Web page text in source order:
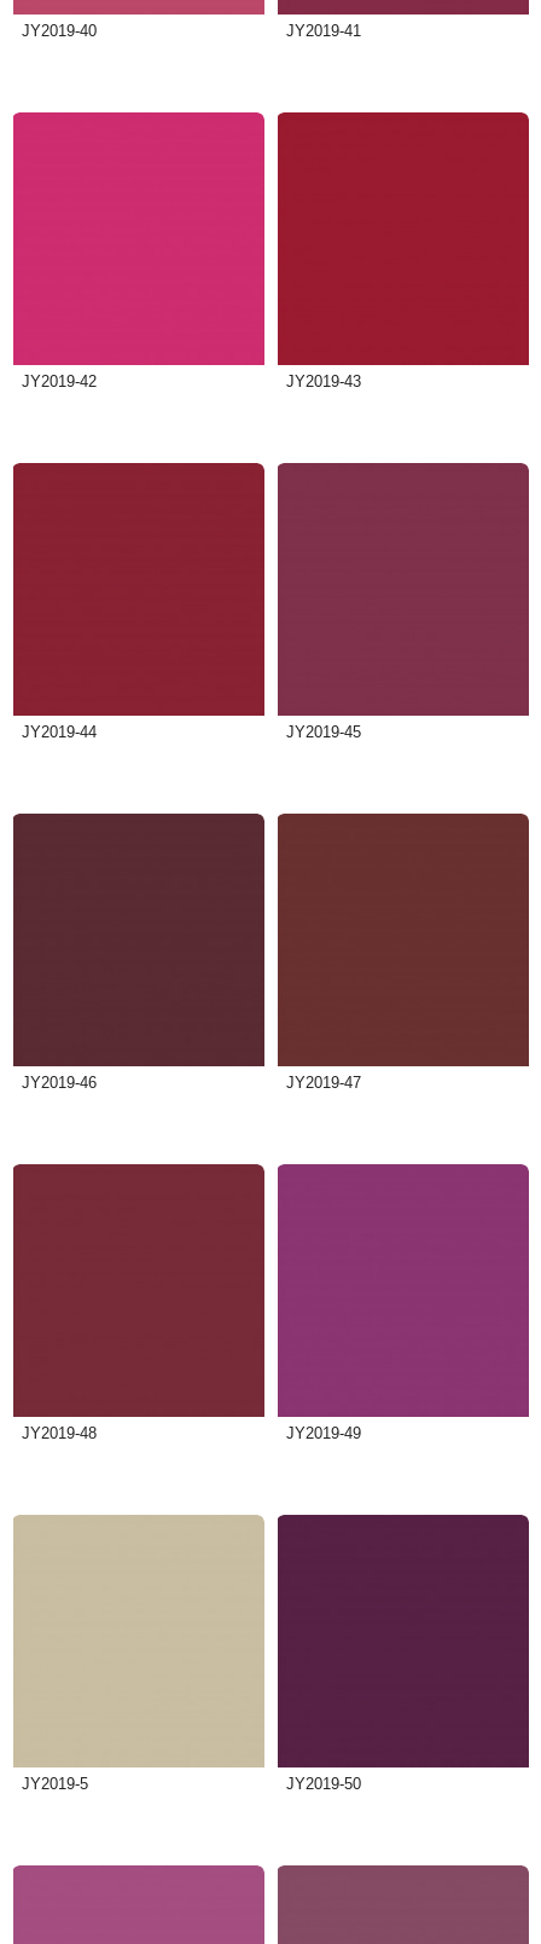
JY2019-40 JY2019-41
JY2019-42 JY2019-43
JY2019-44 JY2019-45
JY2019-46 JY2019-47
JY2019-48 JY2019-49
JY2019-5 JY2019-50